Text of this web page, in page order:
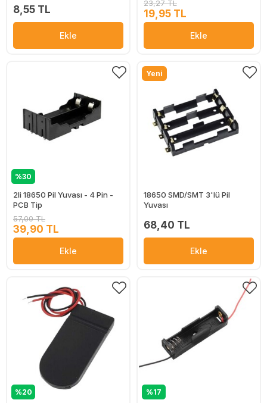
8,55 TL
Ekle
23,27 TL
19,95 TL
Ekle
%30
2li 18650 Pil Yuvası - 4 Pin -
PCB Tip
57,00 TL
39,90 TL
Ekle
Yeni
18650 SMD/SMT 3'lü Pil
Yuvası
68,40 TL
Ekle
%20 %17